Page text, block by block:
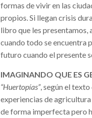
formas de vivir en las
propios. Si llegan crisis
libro que les presentamos,
cuando todo se encuentra
futuro cuando el presente
IMAGINANDO QUE ES
“Huertopías”, según el
experiencias de
de forma imperfecta pero